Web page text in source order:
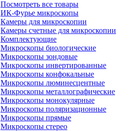
Посмотреть все товары
ИК-Фурье микроскопы
Камеры для микроскопии
Камеры счетные для микроскопии
Комплектующие
Микроскопы биологические
Микроскопы зондовые
Микроскопы инвертированные
Микроскопы конфокальные
Микроскопы люминесцентные
Микроскопы металлографические
Микроскопы монокулярные
Микроскопы поляризационные
Микроскопы прямые
Микроскопы стерео